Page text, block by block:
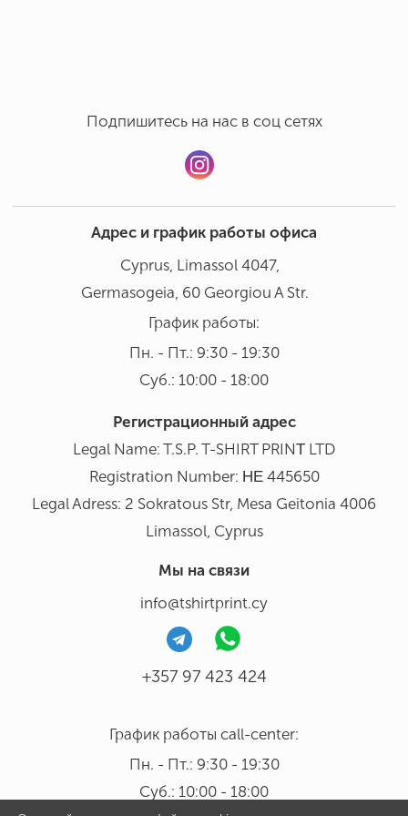
Подпишитесь на нас в соц сетях
Адрес и график работы офиса
Cyprus, Limassol 4047,
Germasogeia, 60 Georgiou A Str.
График работы:
Пн. - Пт.: 9:30 - 19:30
Суб.: 10:00 - 18:00
Регистрационный адрес
Legal Name: T.S.P. T-SHIRT PRINΤ LTD
Registration Number: ΗΕ 445650
Legal Adress: 2 Sokratous Str, Mesa Geitonia 4006
Limassol, Cyprus
Мы на связи
info@tshirtprint.cy
+357 97 423 424
График работы call-center:
Пн. - Пт.: 9:30 - 19:30
Суб.: 10:00 - 18:00